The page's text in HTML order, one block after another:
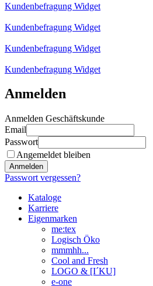
Kundenbefragung Widget
Kundenbefragung Widget
Kundenbefragung Widget
Kundenbefragung Widget
Anmelden
Anmelden Geschäftskunde
Email
Passwort
Angemeldet bleiben
Anmelden
Passwort vergessen?
Kataloge
Karriere
Eigenmarken
me:tex
Logisch Öko
mmmhh...
Cool and Fresh
LOGO & [I´KU]
e-one